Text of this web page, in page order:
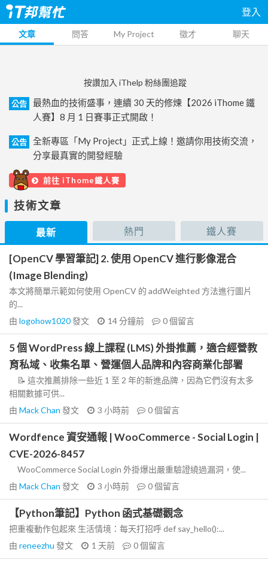
登入
文章 問答 My Project 徵才 聊天
按讚加入 iThelp 粉絲團追蹤
公告
最熱血的技術盛事，連續 30 天的修煉【2026 iThome 鐵
人賽】8 月 1 日賽事正式開啟！
公告
全新專區「My Project」正式上線！邀請你用技術交流，
分享最真實的開發經驗
前往 iThome鐵人賽
技術文章
最新 熱門 鐵人賽
[OpenCV 學習筆記] 2. 使用 OpenCV 進行影像混合
(Image Blending)
本文將簡單示範如何使用 OpenCV 的 addWeighted 方法進行圖片
的...
由 logohow1020發文 14 分鐘前 0個留言
5 個 WordPress 線上課程 (LMS) 外掛推薦，適合經營教
育私域、收集名單、營運個人品牌和內容商業化部署
📝 這次推薦排除一些近 1 至 2 年的新進品牌，因為它們沒有太多
相關數據可供...
由 Mack Chan 發文 3 小時前 0個留言
Wordfence 資安通報 | WooCommerce - Social Login |
CVE-2026-8457
WooCommerce Social Login 外掛爆出嚴重驗證繞過漏洞，使...
由 Mack Chan 發文 3 小時前 0個留言
【Python筆記】Python 函式基礎觀念
把重複動作包起來 生活情境：每天打招呼 def say_hello():...
由 reneezhu 發文 1 天前 0個留言